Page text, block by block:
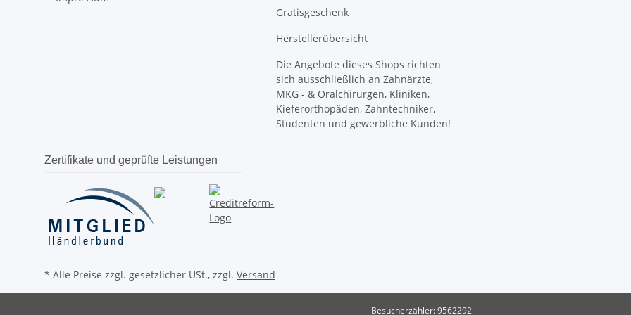
Gratisgeschenk
Herstellerübersicht
Die Angebote dieses Shops richten
sich ausschließlich an Zahnärzte,
MKG - & Oralchirurgen, Kliniken,
Kieferorthopäden, Zahntechniker,
Studenten und gewerbliche Kunden!
Zertifikate und geprüfte Leistungen
* Alle Preise zzgl. gesetzlicher USt., zzgl. Versand
Besucherzähler: 9562292